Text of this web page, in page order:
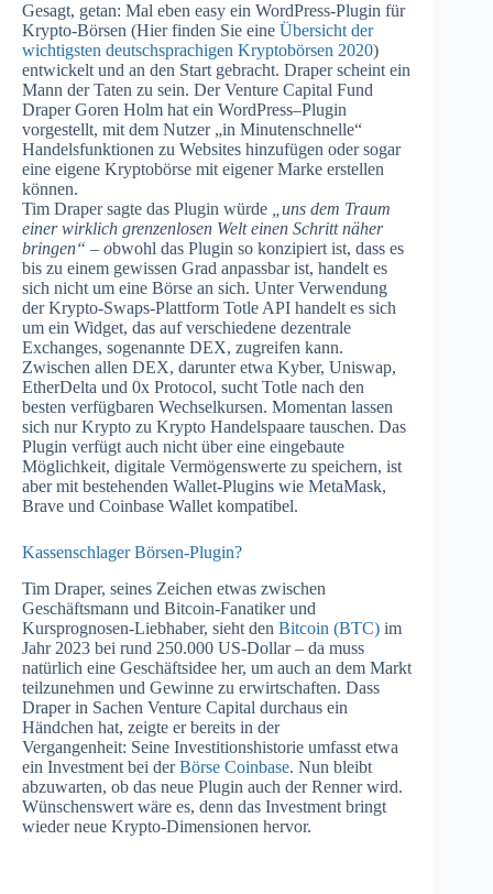
Gesagt, getan: Mal eben easy ein WordPress-Plugin für
Krypto-Börsen (Hier finden Sie eine Übersicht der
wichtigsten deutschsprachigen Kryptobörsen 2020)
entwickelt und an den Start gebracht. Draper scheint ein
Mann der Taten zu sein. Der Venture Capital Fund
Draper Goren Holm hat ein WordPress–Plugin
vorgestellt, mit dem Nutzer „in Minutenschnelle“
Handelsfunktionen zu Websites hinzufügen oder sogar
eine eigene Kryptobörse mit eigener Marke erstellen
können.
Tim Draper sagte das Plugin würde
„uns dem Traum
einer wirklich grenzenlosen Welt einen Schritt näher
bringen“ – obwohl das Plugin so konzipiert ist, dass es
bis zu einem gewissen Grad anpassbar ist, handelt es
sich nicht um eine Börse an sich. Unter Verwendung
der Krypto-Swaps-Plattform Totle API handelt es sich
um ein Widget, das auf verschiedene dezentrale
Exchanges, sogenannte DEX, zugreifen kann.
Zwischen allen DEX, darunter etwa Kyber, Uniswap,
EtherDelta und 0x Protocol, sucht Totle nach den
besten verfügbaren Wechselkursen. Momentan lassen
sich nur Krypto zu Krypto Handelspaare tauschen. Das
Plugin verfügt auch nicht über eine eingebaute
Möglichkeit, digitale Vermögenswerte zu speichern, ist
aber mit bestehenden Wallet-Plugins wie MetaMask,
Brave und Coinbase Wallet kompatibel.
Kassenschlager Börsen-Plugin?
Tim Draper, seines Zeichen etwas zwischen
Geschäftsmann und Bitcoin-Fanatiker und
Kursprognosen-Liebhaber, sieht den Bitcoin (BTC) im
Jahr 2023 bei rund 250.000 US-Dollar – da muss
natürlich eine Geschäftsidee her, um auch an dem Markt
teilzunehmen und Gewinne zu erwirtschaften. Dass
Draper in Sachen Venture Capital durchaus ein
Händchen hat, zeigte er bereits in der
Vergangenheit: Seine Investitionshistorie umfasst etwa
ein Investment bei derBörse Coinbase. Nun bleibt
abzuwarten, ob das neue Plugin auch der Renner wird.
Wünschenswert wäre es, denn das Investment bringt
wieder neue Krypto-Dimensionen hervor.